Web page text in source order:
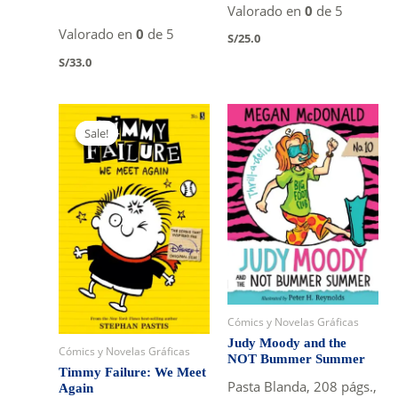
Valorado en0 de 5
S/33.0
Valorado en 0 de 5
S/25.0
Sale!
Sale!
Cómics y Novelas Gráficas
Timmy Failure: We Meet
Again
Cómics y Novelas Gráficas
Judy Moody and the
NOT Bummer Summer
Pasta Blanda, 208 págs.,